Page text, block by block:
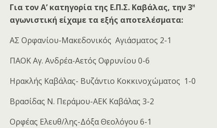
Για τον Α’ κατηγορία της Ε.Π.Σ. Καβάλας, την 3η
αγωνιστική είχαμε τα εξής αποτελέσματα:
ΑΣ Ορφανίου-Μακεδονικός Αγιάσματος 2-1
ΠΑΟΚ Αγ. Ανδρέα-Αετός Οφρυνίου 0-6
Ηρακλής Καβάλας- Βυζάντιο Κοκκινοχώματος 1-0
Βρασίδας Ν. Περάμου-ΑΕΚ Καβάλας 3-2
Ορφέας Ελευθ/λης-Δόξα Θεολόγου 6-1